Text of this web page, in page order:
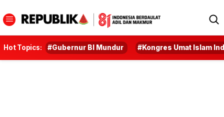
Hot Topics: #Gubernur BI Mundur #Kongres Umat Islam